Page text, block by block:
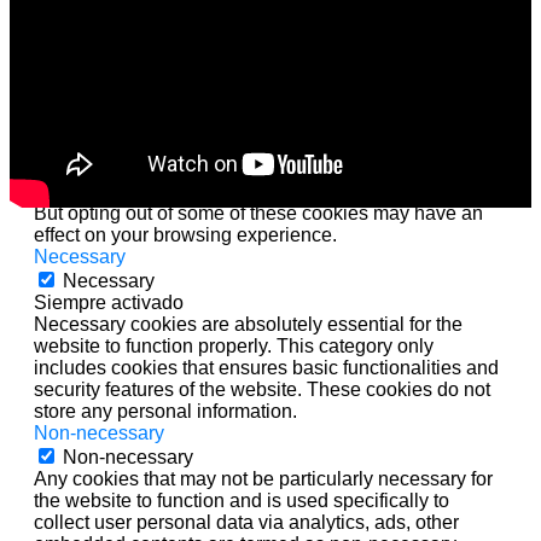
understand how you use this website. These cookies
will be stored in your browser only with your consent.
You also have the option to opt-out of these cookies.
But opting out of some of these cookies may have an
effect on your browsing experience.
Necessary
Necessary
Siempre activado
Necessary cookies are absolutely essential for the
website to function properly. This category only
includes cookies that ensures basic functionalities and
security features of the website. These cookies do not
store any personal information.
Non-necessary
Non-necessary
Any cookies that may not be particularly necessary for
the website to function and is used specifically to
collect user personal data via analytics, ads, other